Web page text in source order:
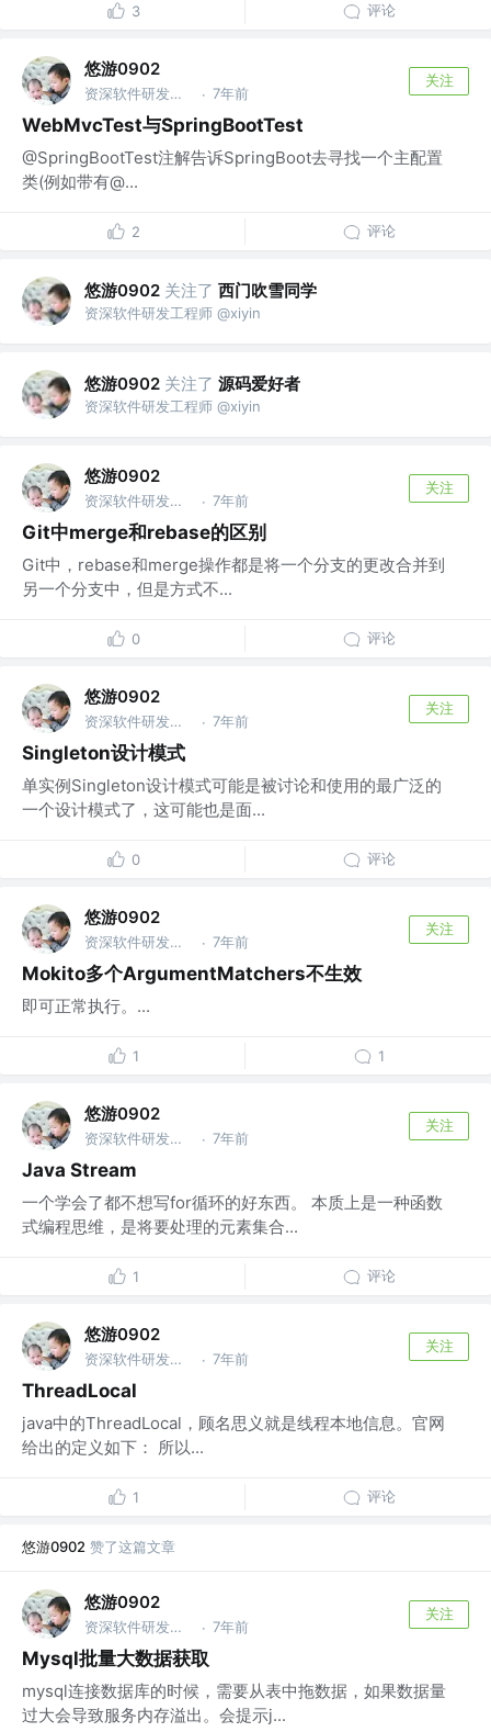
3 评论
悠游0902
资深软件研发工程师 @xiyin · 7年前
关注
WebMvcTest与SpringBootTest
@SpringBootTest注解告诉SpringBoot去寻找一个主配置
类(例如带有@...
2 评论
悠游0902 关注了 西门吹雪同学
资深软件研发工程师 @xiyin
悠游0902 关注了 源码爱好者
资深软件研发工程师 @xiyin
悠游0902
资深软件研发工程师 @xiyin · 7年前
关注
Git中merge和rebase的区别
Git中，rebase和merge操作都是将一个分支的更改合并到
另一个分支中，但是方式不...
0 评论
悠游0902
资深软件研发工程师 @xiyin · 7年前
关注
Singleton设计模式
单实例Singleton设计模式可能是被讨论和使用的最广泛的
一个设计模式了，这可能也是面...
0 评论
悠游0902
资深软件研发工程师 @xiyin · 7年前
关注
Mokito多个ArgumentMatchers不生效
即可正常执行。...
1 1
悠游0902
资深软件研发工程师 @xiyin · 7年前
关注
Java Stream
一个学会了都不想写for循环的好东西。 本质上是一种函数
式编程思维，是将要处理的元素集合...
1 评论
悠游0902
资深软件研发工程师 @xiyin · 7年前
关注
ThreadLocal
java中的ThreadLocal，顾名思义就是线程本地信息。官网
给出的定义如下： 所以...
1 评论
悠游0902 赞了这篇文章
悠游0902
资深软件研发工程师 @xiyin · 7年前
关注
Mysql批量大数据获取
mysql连接数据库的时候，需要从表中拖数据，如果数据量
过大会导致服务内存溢出。会提示j...